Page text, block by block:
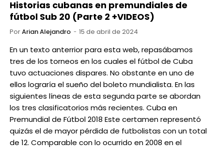
Historias cubanas en premundiales de
fútbol Sub 20 (Parte 2 +VIDEOS)
PorArian Alejandro 15 de abril de 2024
En un texto anterrior para esta web, repasábamos
tres de los torneos en los cuales el fútbol de Cuba
tuvo actuaciones dispares. No obstante en uno de
ellos lograría el sueño del boleto mundialista. En las
siguientes líneas de esta segunda parte se abordan
los tres clasificatorios más recientes. Cuba en
Premundial de Fútbol 2018 Este certamen representó
quizás el de mayor pérdida de futbolistas con un total
de 12. Comparable con lo ocurrido en 2008 en el